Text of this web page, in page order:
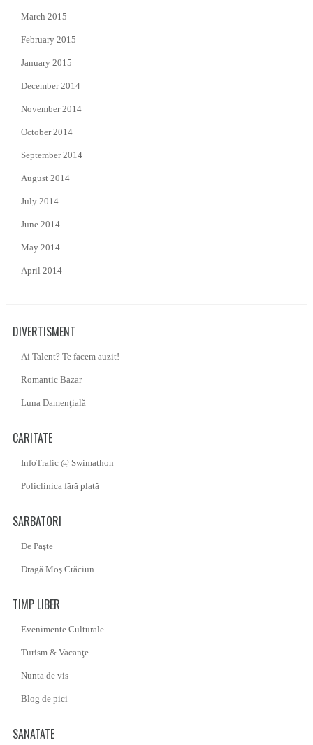
March 2015
February 2015
January 2015
December 2014
November 2014
October 2014
September 2014
August 2014
July 2014
June 2014
May 2014
April 2014
DIVERTISMENT
Ai Talent? Te facem auzit!
Romantic Bazar
Luna Damenţială
CARITATE
InfoTrafic @ Swimathon
Policlinica fără plată
SARBATORI
De Paşte
Dragă Moş Crăciun
TIMP LIBER
Evenimente Culturale
Turism & Vacanţe
Nunta de vis
Blog de pici
SANATATE